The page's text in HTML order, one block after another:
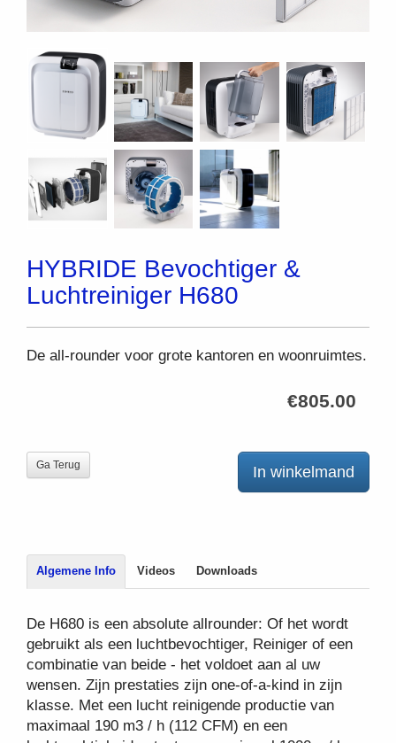
HYBRIDE Bevochtiger &
Luchtreiniger H680
De all-rounder voor grote kantoren en woonruimtes.
€805.00
In winkelmand
Ga Terug
Algemene Info Videos Downloads
De H680 is een absolute allrounder: Of het wordt
gebruikt als een luchtbevochtiger, Reiniger of een
combinatie van beide - het voldoet aan al uw
wensen. Zijn prestaties zijn one-of-a-kind in zijn
klasse. Met een lucht reinigende productie van
maximaal 190 m3 / h (112 CFM) en een